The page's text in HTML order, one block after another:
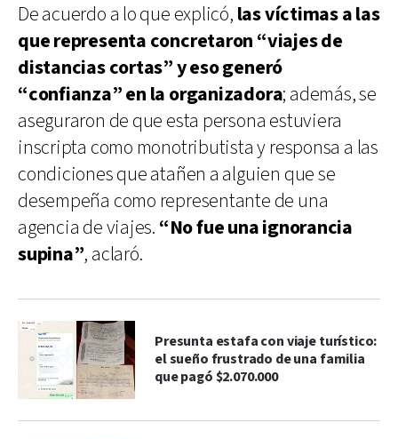
De acuerdo a lo que explicó, las víctimas a las
que representa concretaron “viajes de
distancias cortas” y eso generó
“confianza” en la organizadora; además, se
aseguraron de que esta persona estuviera
inscripta como monotributista y responsa a las
condiciones que atañen a alguien que se
desempeña como representante de una
agencia de viajes. “No fue una ignorancia
supina”, aclaró.
Presunta estafa con viaje turístico:
el sueño frustrado de una familia
que pagó $2.070.000